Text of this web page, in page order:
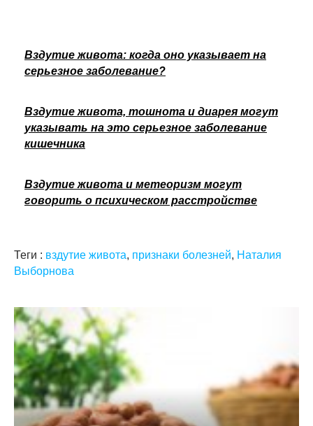
Вздутие живота: когда оно указывает на
серьезное заболевание?
Вздутие живота, тошнота и диарея могут
указывать на это серьезное заболевание
кишечника
Вздутие живота и метеоризм могут
говорить о психическом расстройстве
Теги : вздутие живота, признаки болезней, Наталия
Выборнова